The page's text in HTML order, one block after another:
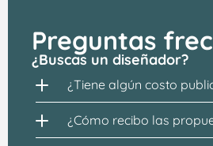
Preguntas
¿Buscas un diseñador?
¿Tiene algún costo
¿Cómo recibo las